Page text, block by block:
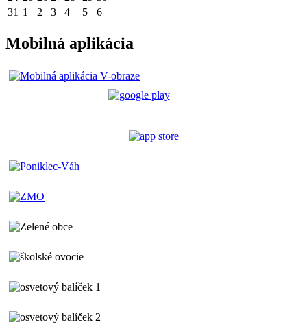
31 1 2 3 4 5 6
Mobilná aplikácia